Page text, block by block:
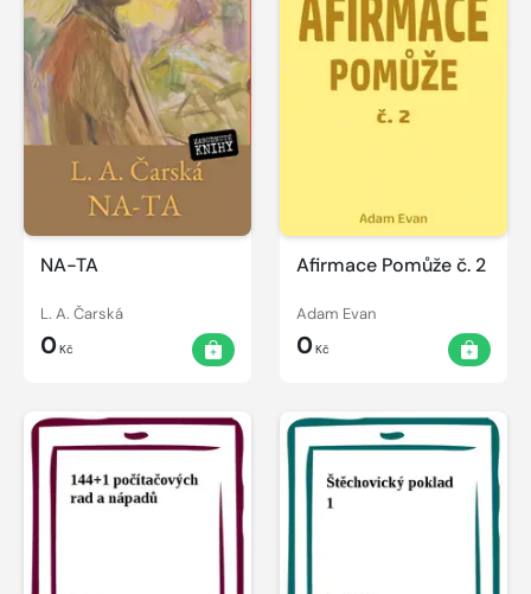
NA-TA
L. A. Čarská
0Kč
Afirmace Pomůže č. 2
Adam Evan
0Kč